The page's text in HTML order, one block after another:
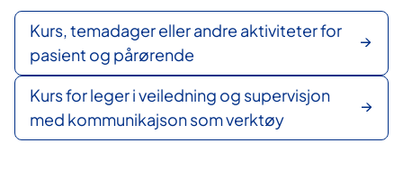
e
n
d
e
s
i
d
s
i
Kurs, temadager eller andre aktiviteter for
pasient og pårørende
Kurs for leger i veiledning og supervisjon
med kommunikajson som verktøy